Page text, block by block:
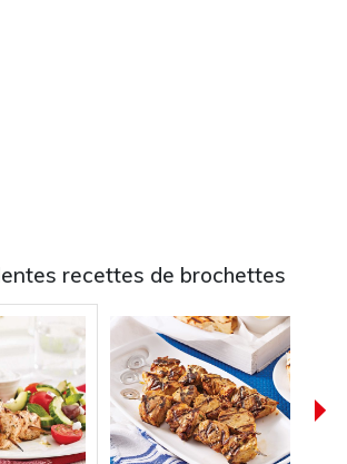
recettes de brochettes